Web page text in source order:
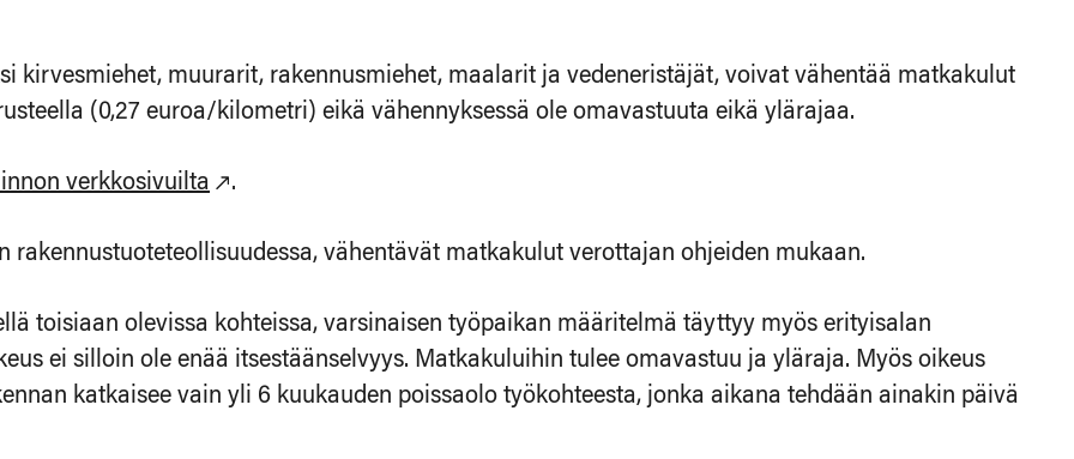
kirvesmiehet, muurarit, rakennusmiehet, maalarit ja vedeneristäjät, voivat vähentää matkakulut
(0,27 euroa/kilometri) eikä vähennyksessä ole omavastuuta eikä ylärajaa.
verkkosivuilta .
rakennustuoteteollisuudessa, vähentävät matkakulut verottajan ohjeiden mukaan.
toisiaan olevissa kohteissa, varsinaisen työpaikan määritelmä täyttyy myös erityisalan
ei silloin ole enää itsestäänselvyys. Matkakuluihin tulee omavastuu ja yläraja. Myös oikeus
katkaisee vain yli 6 kuukauden poissaolo työkohteesta, jonka aikana tehdään ainakin päivä